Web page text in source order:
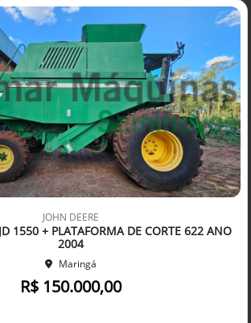
JOHN DEERE
1550 + PLATAFORMA DE CORTE 622 ANO
2004
Maringá
R$ 150.000,00